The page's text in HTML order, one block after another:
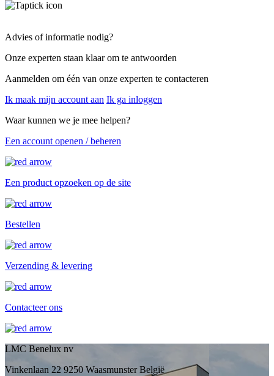
Advies of informatie nodig?
Onze experten staan klaar om te antwoorden
Aanmelden om één van onze experten te contacteren
Ik maak mijn account aan Ik ga inloggen
Waar kunnen we je mee helpen?
Een account openen / beheren
Een product opzoeken op de site
Bestellen
Verzending & levering
Contacteer ons
LMC Benelux nv
Vinkenlaan 22 9250 Waasmunster België